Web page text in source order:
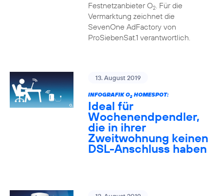
Festnetzanbieter O2. Für die
Vermarktung zeichnet die
SevenOne AdFactory von
ProSiebenSat.1 verantwortlich.
13. August 2019
INFOGRAFIK O2HOMESPOT:
Ideal für
Wochenendpendler,
die in ihrer
Zweitwohnung keinen
DSL-Anschluss haben